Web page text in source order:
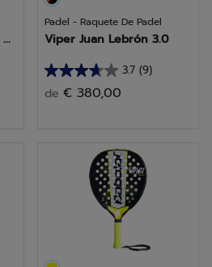
Padel - Raquete De Padel
Viper Juan Lebrón 3.0
3.7 (9)
3.7
em
análises
de € 380,00